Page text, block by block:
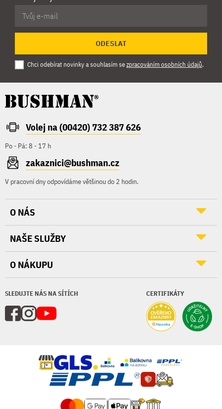
ODESLAT
Chci odebírat novinky a souhlasím sezpracováním osobních údajů.
Volej na (00420) 732 387 626
Po - Pá: 8 - 17 h
zakaznici@bushman.cz
V pracovní dny odpovídáme většinou do 2 hodin.
SLEDUJTE NÁS NA SÍTÍCH CERTIFIKÁTY
O NÁS
NAŠE SLUŽBY
O NÁKUPU